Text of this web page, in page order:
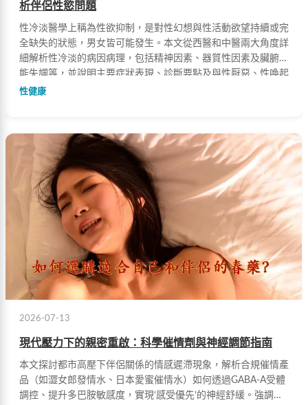
析伴侶性慾問題
性冷淡醫學上稱為性欲抑制，是對性幻想與性活動欲望持續或完
全缺失的狀態，男女皆可能發生。本文從西醫和中醫兩大角度詳
細解析性冷淡的病因病理，包括精神因素、器質性因素及臟腑機
能失調等，並說明主要症狀表現、診斷要點及與性厭惡、性喚起
障礙、性高潮障礙的鑑別診斷，幫助讀者全面了解並改善伴侶間
性健康
2026-07-13
現代壓力下的親密重啟：科學催情劑與神經調節指南
本文探討都市高壓下伴侶關係的情感遲滯現象，解析合規催情產
品（如澀女郎發情水、日本愛蜜催情水）如何透過GABA-A受體
調控、提升多巴胺敏感度，實現‘感受優先’的神經舒緩。強調衛